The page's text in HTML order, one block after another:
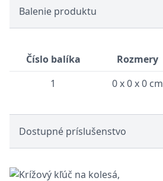
Balenie produktu
Číslo balíka Rozmery
1
0 x 0 x 0 cm
Dostupné príslušenstvo